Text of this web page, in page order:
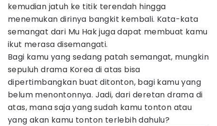
kemudian jatuh ke titik terendah hingga
menemukan dirinya bangkit kembali. Kata-kata
semangat dari Mu Hak juga dapat membuat kamu
ikut merasa disemangati.
Bagi kamu yang sedang patah semangat, mungkin
sepuluh drama Korea di atas bisa
dipertimbangkan buat ditonton, bagi kamu yang
belum menontonnya. Jadi, dari deretan drama di
atas, mana saja yang sudah kamu tonton atau
yang akan kamu tonton terlebih dahulu?